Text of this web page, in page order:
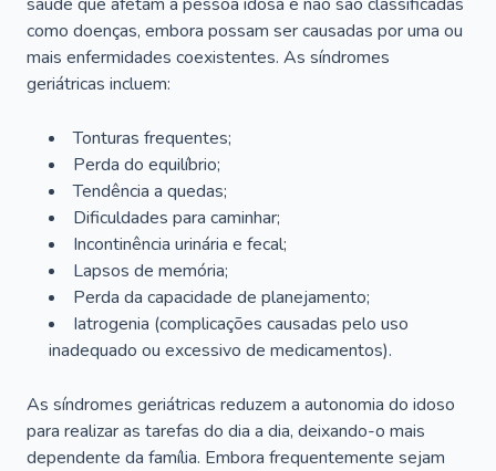
como doenças, embora possam ser causadas por uma ou
mais enfermidades coexistentes. As síndromes
geriátricas incluem:
Tonturas frequentes;
Perda do equilíbrio;
Tendência a quedas;
Dificuldades para caminhar;
Incontinência urinária e fecal;
Lapsos de memória;
Perda da capacidade de planejamento;
Iatrogenia (complicações causadas pelo uso
inadequado ou excessivo de medicamentos).
As síndromes geriátricas reduzem a autonomia do idoso
para realizar as tarefas do dia a dia, deixando-o mais
dependente da família. Embora frequentemente sejam